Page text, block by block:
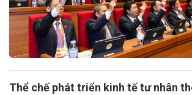
Thể chế phát triển kinh tế tư nhân